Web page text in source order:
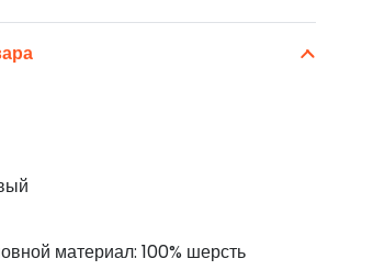
материал: 100% шерсть